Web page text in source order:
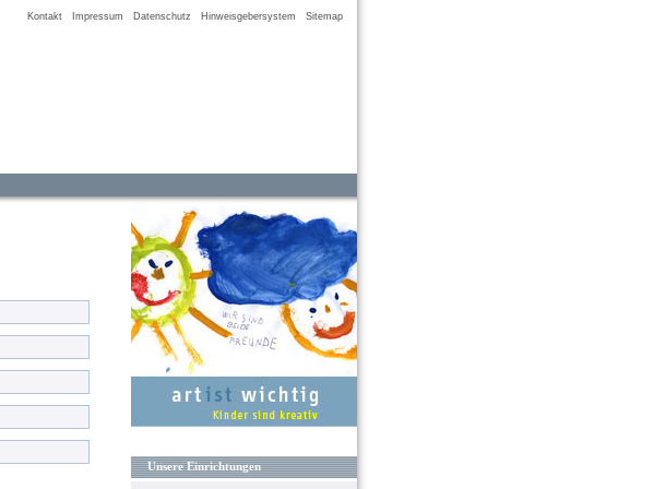
Kontakt Impressum Datenschutz Hinweisgebersystem Sitemap
Unsere Einrichtungen